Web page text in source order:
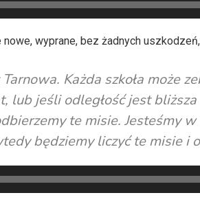
wyprane, bez żadnych
Każda szkoła może
lub jeśli odległość jest
te misie. Jesteśmy
będziemy liczyć te misie i